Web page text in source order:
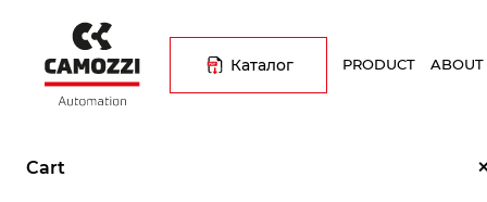
content
Каталог PRODUCT ABOUT
Cart